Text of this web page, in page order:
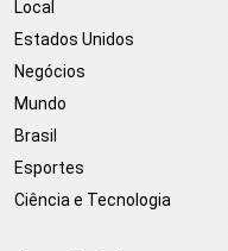
Local
Estados Unidos
Negócios
Mundo
Brasil
Esportes
Ciência e Tecnologia